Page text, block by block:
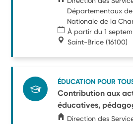
Départementaux
Nationale de la
À partir du 1
Saint-Brice (16100)
ÉDUCATION POUR
Contribution aux
éducatives,
Direction des